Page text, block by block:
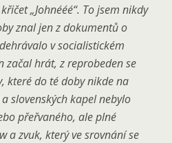
„Johnééé“. To jsem nikdy
znal jen z dokumentů o
v socialistickém
začal hrát, z reprobeden se
které do té doby nikde na
slovenských kapel nebylo
přeřvaného, ale plné
a zvuk, který ve srovnání se